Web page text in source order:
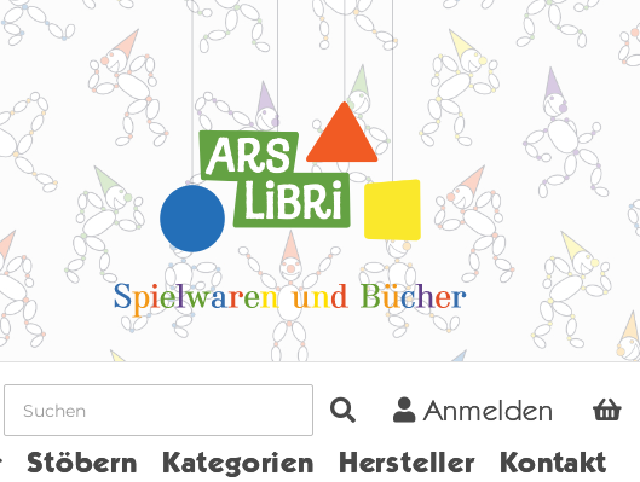
Home
Stöbern Kategorien Hersteller Kontakt
Anmelden